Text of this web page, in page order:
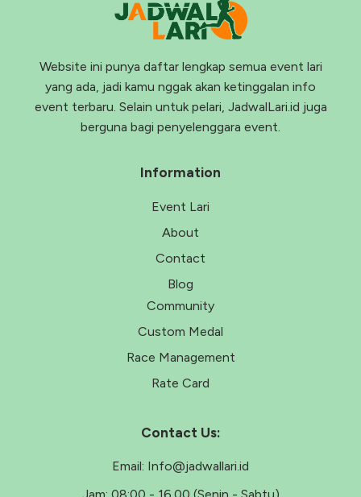
Website ini punya daftar lengkap semua event lari
yang ada, jadi kamu nggak akan ketinggalan info
event terbaru. Selain untuk pelari, JadwalLari.id juga
berguna bagi penyelenggara event.
Information
Event Lari
About
Contact
Blog
Community
Custom Medal
Race Management
Rate Card
Contact Us:
Email: Info@jadwallari.id